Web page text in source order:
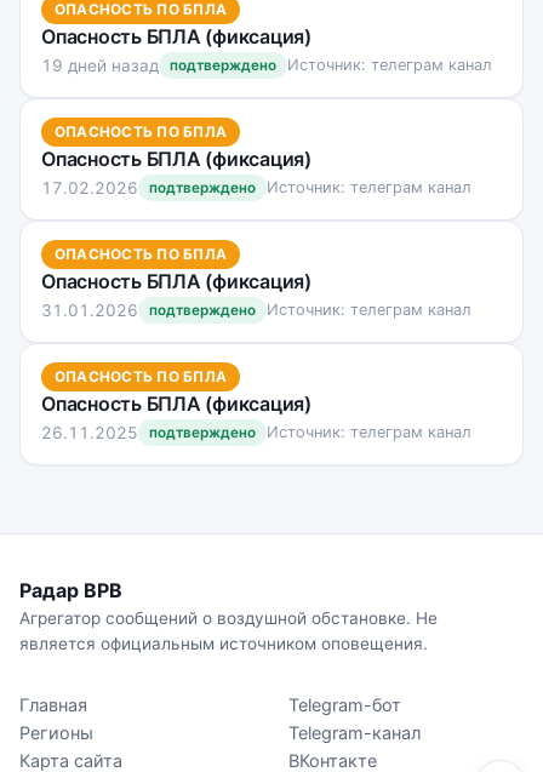
ОПАСНОСТЬ ПО БПЛА
Опасность БПЛА (фиксация)
19 дней назад подтверждено Источник: телеграм канал
ОПАСНОСТЬ ПО БПЛА
Опасность БПЛА (фиксация)
17.02.2026 подтверждено Источник: телеграм канал
ОПАСНОСТЬ ПО БПЛА
Опасность БПЛА (фиксация)
31.01.2026 подтверждено Источник: телеграм канал
ОПАСНОСТЬ ПО БПЛА
Опасность БПЛА (фиксация)
26.11.2025 подтверждено Источник: телеграм канал
Радар ВРВ
Агрегатор сообщений о воздушной обстановке. Не
является официальным источником оповещения.
Главная
Регионы
Карта сайта
Telegram-бот
Telegram-канал
ВКонтакте